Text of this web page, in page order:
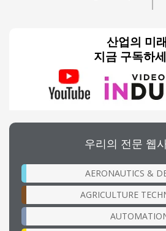
산업의 미래
지금 구독하
우리의 전문 웹
AERONAUTICS &
AGRICULTURE